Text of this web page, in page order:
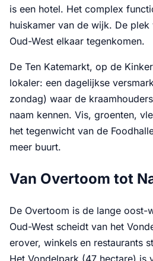
is een hotel. Het complex
huiskamer van de wijk. De
Oud-West elkaar tegenkomen.
De Ten Katemarkt, op de
lokaler: een dagelijkse
zondag) waar de
naam kennen. Vis, groenten,
het tegenwicht van de
meer buurt.
Van Overtoom tot
De Overtoom is de lange oost-
Oud-West scheidt van het
erover, winkels en restaurants